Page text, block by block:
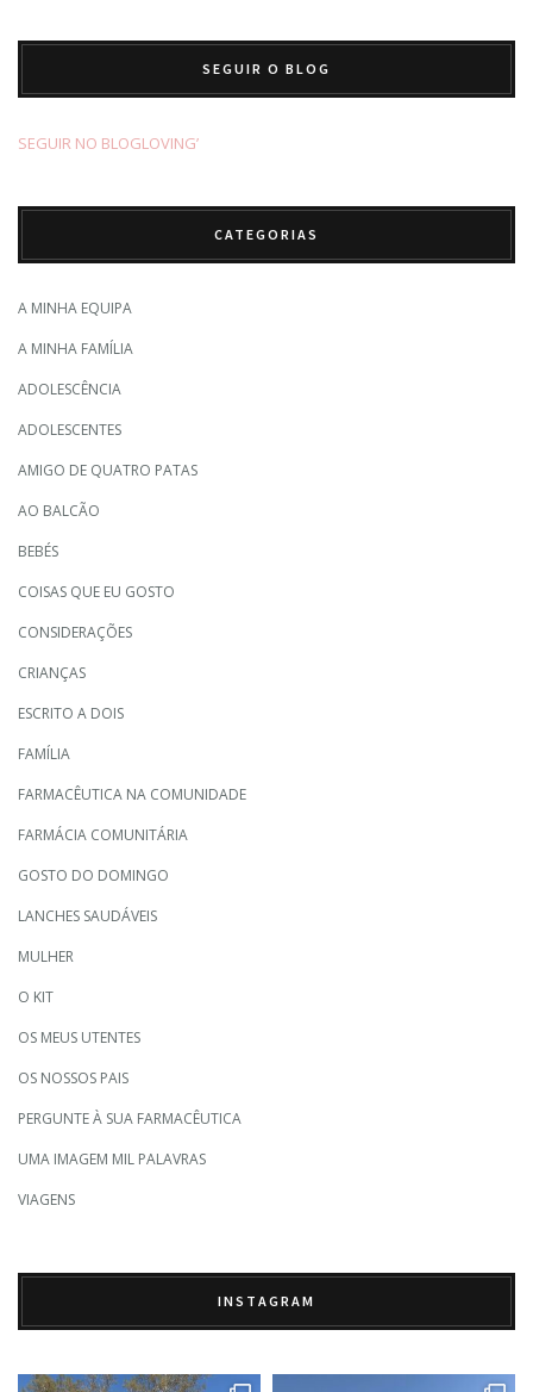
SEGUIR O BLOG
SEGUIR NO BLOGLOVING’
CATEGORIAS
A MINHA EQUIPA
A MINHA FAMÍLIA
ADOLESCÊNCIA
ADOLESCENTES
AMIGO DE QUATRO PATAS
AO BALCÃO
BEBÉS
COISAS QUE EU GOSTO
CONSIDERAÇÕES
CRIANÇAS
ESCRITO A DOIS
FAMÍLIA
FARMACÊUTICA NA COMUNIDADE
FARMÁCIA COMUNITÁRIA
GOSTO DO DOMINGO
LANCHES SAUDÁVEIS
MULHER
O KIT
OS MEUS UTENTES
OS NOSSOS PAIS
PERGUNTE À SUA FARMACÊUTICA
UMA IMAGEM MIL PALAVRAS
VIAGENS
INSTAGRAM